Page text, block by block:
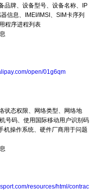
品牌、设备型号、设备名称、IP
信息、IMEI/IMSI、SIM卡序列
程序进程列表
open/01g6qm
状态权限、网络类型、网络地
号码、使用国际移动用户识别码
机操作系统、硬件厂商用于问题
resources/html/contrac